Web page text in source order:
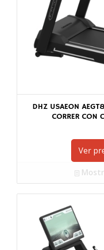
DHZ USAEON
CORRER CON
Ver